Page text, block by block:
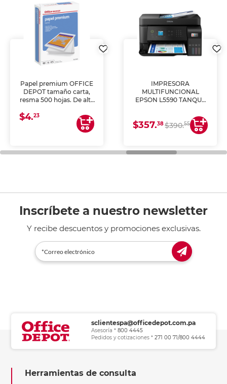
Papel premium OFFICE
DEPOT tamaño carta,
resma 500 hojas. De alta
uniforme, ideal para
impresoras de inyección
de tinta y láser,
general de oficina.
$4.23
IMPRESORA
MULTIFUNCIONAL
EPSON L5590 TANQUE
COPIA Y ESCANEA)
$357.38$390.55
Inscríbete a nuestro newsletter
Y recibe descuentos y promociones exclusivas.
sclientespa@officedepot.com.pa
Asesoría * 800 4445
Pedidos y cotizaciones * 271 00 71/800 4444
Herramientas de consulta